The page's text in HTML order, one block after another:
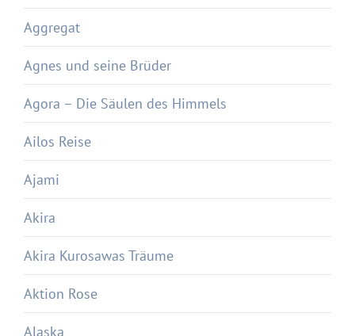
Aggregat
Agnes und seine Brüder
Agora – Die Säulen des Himmels
Ailos Reise
Ajami
Akira
Akira Kurosawas Träume
Aktion Rose
Alaska